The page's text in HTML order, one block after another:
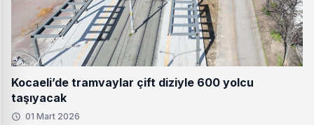
Kocaeli’de tramvaylar çift diziyle 600 yolcu
taşıyacak
01 Mart 2026